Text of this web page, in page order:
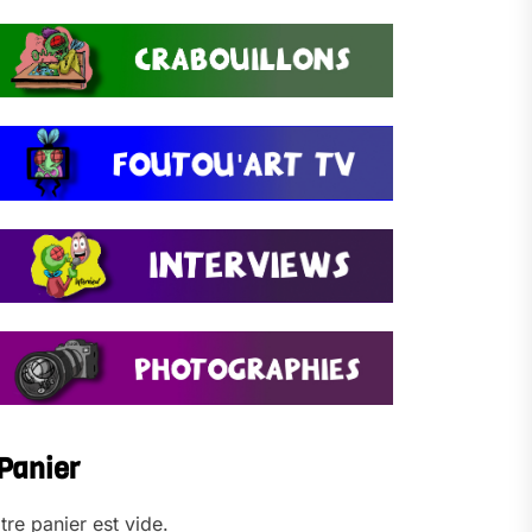
panier est vide.